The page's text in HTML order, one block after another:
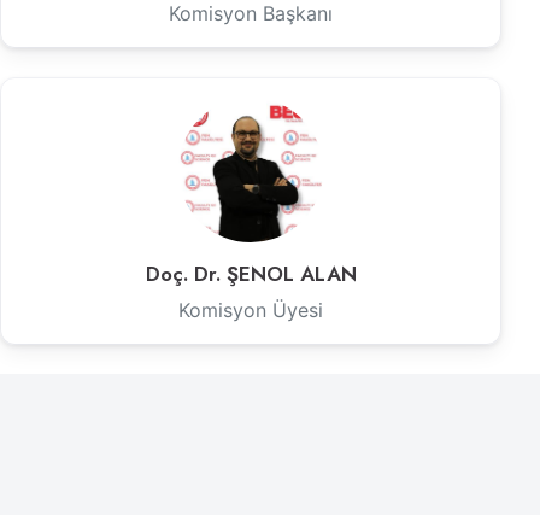
Komisyon Başkanı
Doç. Dr. ŞENOL ALAN
Komisyon Üyesi